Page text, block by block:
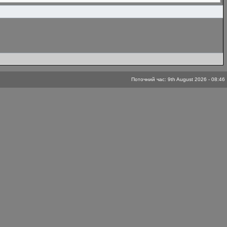
Поточний час: 9th August 2026 - 08:46